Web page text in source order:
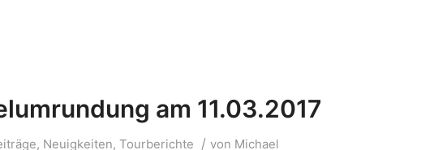
am 11.03.2017
, Neuigkeiten, Tourberichte / von Michael